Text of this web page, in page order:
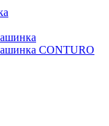
CONTURO